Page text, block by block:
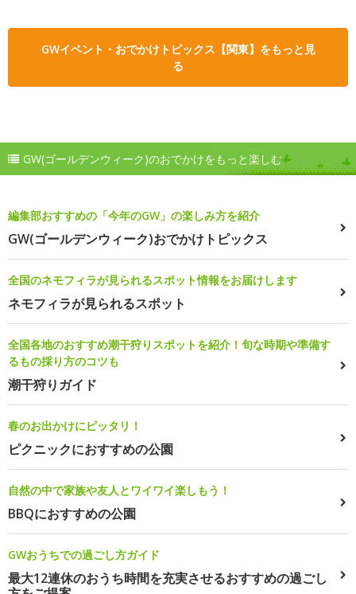
GWイベント・おでかけトピックス【関東】をもっと見
る
GW(ゴールデンウィーク)のおでかけをもっと楽しむ
編集部おすすめの「今年のGW」の楽しみ方を紹介
GW(ゴールデンウィーク)おでかけトピックス
全国のネモフィラが見られるスポット情報をお届けします
ネモフィラが見られるスポット
全国各地のおすすめ潮干狩りスポットを紹介！旬な時期や準備す
るもの採り方のコツも
潮干狩りガイド
春のお出かけにピッタリ！
ピクニックにおすすめの公園
自然の中で家族や友人とワイワイ楽しもう！
BBQにおすすめの公園
GWおうちでの過ごし方ガイド
最大12連休のおうち時間を充実させるおすすめの過ごし